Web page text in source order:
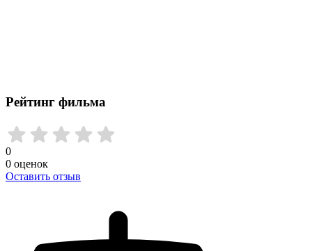
Рейтинг фильма
0
0 оценок
Оставить отзыв